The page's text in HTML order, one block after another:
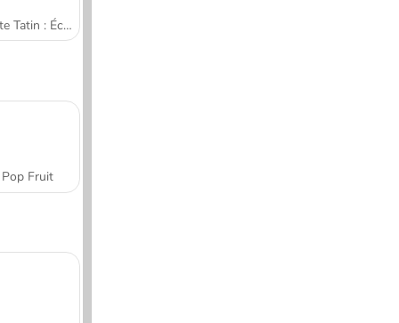
Tarte Tatin : École de cuisine de Sara
Pop Fruit